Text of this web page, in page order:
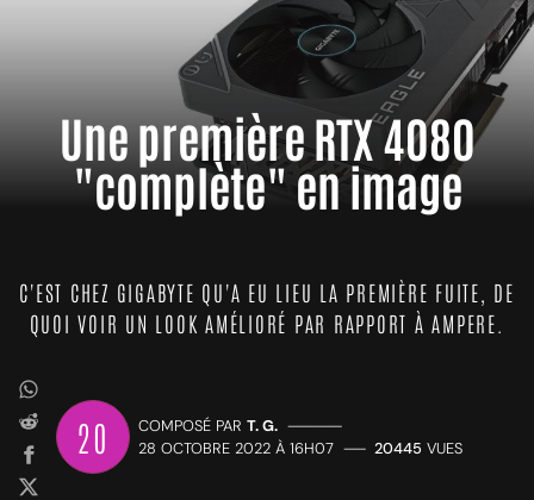
Une première RTX 4080
"complète" en image
C'EST CHEZ GIGABYTE QU'A EU LIEU LA PREMIÈRE FUITE, DE
QUOI VOIR UN LOOK AMÉLIORÉ PAR RAPPORT À AMPERE.
20 COMPOSÉ PAR T. G. —————
28 OCTOBRE 2022 À 16H07 —— 20445 VUES